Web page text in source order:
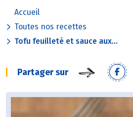
Accueil
Toutes nos recettes
Tofu feuilleté et sauce aux...
Partager sur